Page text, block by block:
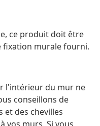
ce produit doit être
fixation murale fourni.
l'intérieur du mur ne
conseillons de
et des chevilles